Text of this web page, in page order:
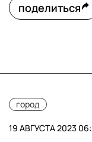
поделиться
город
19 АВГУСТА 2023